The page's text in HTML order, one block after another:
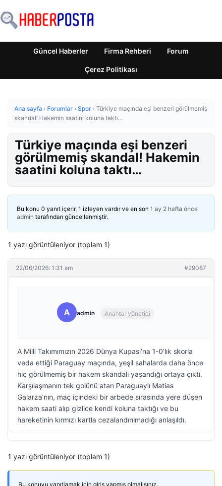
Güncel Haberler Firma Rehberi Forum
Çerez Politikası
Ana sayfa › Forumlar › Spor › Türkiye maçında eşi benzeri görülmemiş
skandal! Hakemin saatini koluna taktı…
Türkiye maçında eşi benzeri
görülmemiş skandal! Hakemin
saatini koluna taktı…
Bu konu 0 yanıt içerir, 1 izleyen vardır ve en son 1 ay 2 hafta önce
admin tarafından güncellenmiştir.
1 yazı görüntüleniyor (toplam 1)
22/06/2026: 1:31 am #29087
A admin Anahtar yönetici
A Milli Takımımızın 2026 Dünya Kupası’na 1-0’lık skorla
veda ettiği Paraguay maçında, yeşil sahalarda daha önce
hiç görülmemiş bir hakem skandalı yaşandığı ortaya çıktı.
Karşılaşmanın tek golünü atan Paraguaylı Matias
Galarza’nın, maç içindeki bir arbede sırasında yere düşen
hakem saati alıp gizlice kendi koluna taktığı ve bu
hareketinin kırmızı kartla cezalandırılmadığı anlaşıldı.
1 yazı görüntüleniyor (toplam 1)
Bu konuyu yanıtlamak için giriş yapmış olmalısınız.